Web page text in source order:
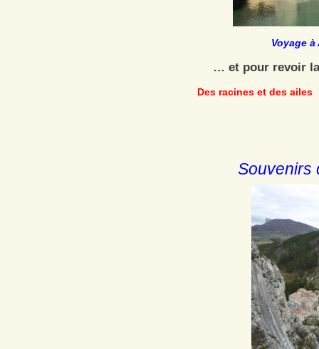
Voyage
… et pour revoir
Des racines et des ailes
Souvenirs